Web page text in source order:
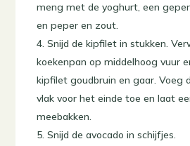
meng met de yoghurt, een
en peper en zout.
Snijd de kipfilet in stukken.
koekenpan op middelhoog vuur
kipfilet goudbruin en gaar. Voeg
vlak voor het einde toe en laat
meebakken.
Snijd de avocado in schijfjes.